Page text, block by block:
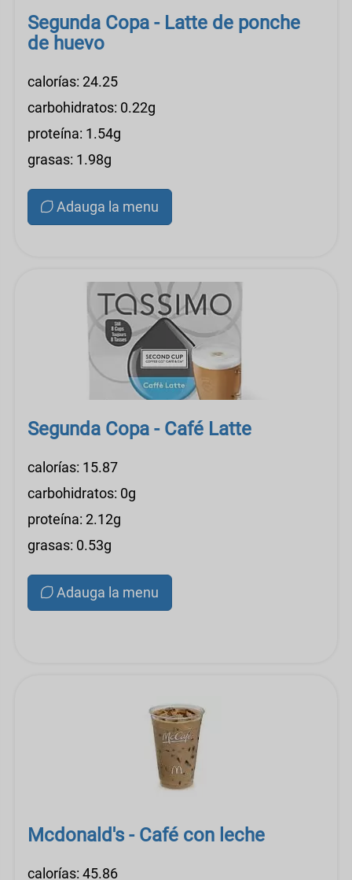
Segunda Copa - Latte de ponche
de huevo
calorías: 24.25
carbohidratos: 0.22g
proteína: 1.54g
grasas: 1.98g
Adauga la menu
Segunda Copa - Café Latte
calorías: 15.87
carbohidratos: 0g
proteína: 2.12g
grasas: 0.53g
Adauga la menu
Mcdonald's - Café con leche
calorías: 45.86